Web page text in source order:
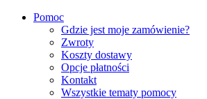
Pomoc
Gdzie jest moje zamówienie?
Zwroty
Koszty dostawy
Opcje płatności
Kontakt
Wszystkie tematy pomocy